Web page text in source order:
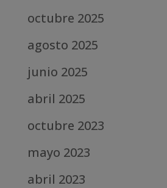
octubre 2025
agosto 2025
junio 2025
abril 2025
octubre 2023
mayo 2023
abril 2023